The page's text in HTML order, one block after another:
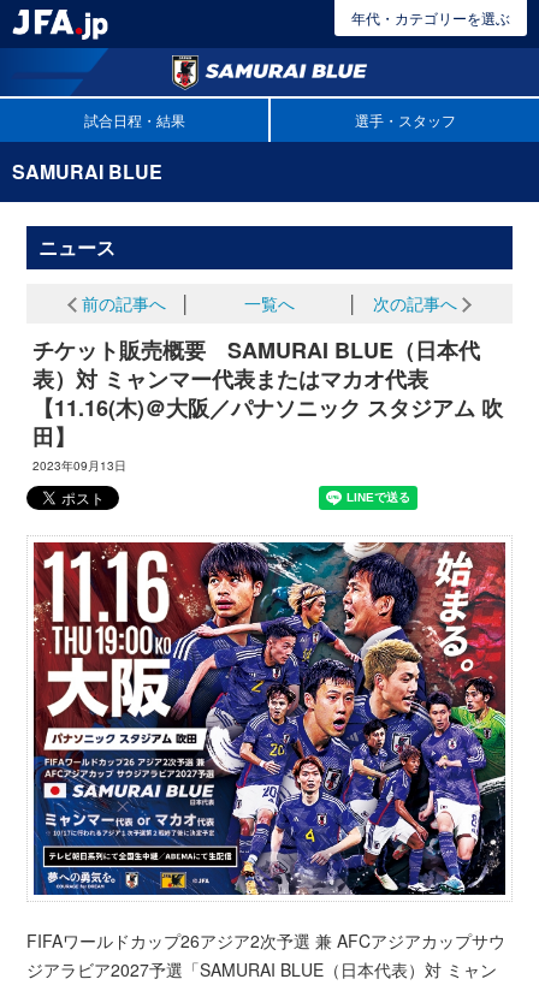
年代・カテゴリーを選ぶ
試合日程・結果 選手・スタッフ
SAMURAI BLUE
ニュース
前の記事へ 一覧へ 次の記事へ
チケット販売概要 SAMURAI BLUE（日本代
表）対 ミャンマー代表またはマカオ代表
【11.16(木)＠大阪／パナソニック スタジアム 吹
田】
2023年09月13日
FIFAワールドカップ26アジア2次予選 兼 AFCアジアカップサウ
ジアラビア2027予選「SAMURAI BLUE（日本代表）対 ミャン